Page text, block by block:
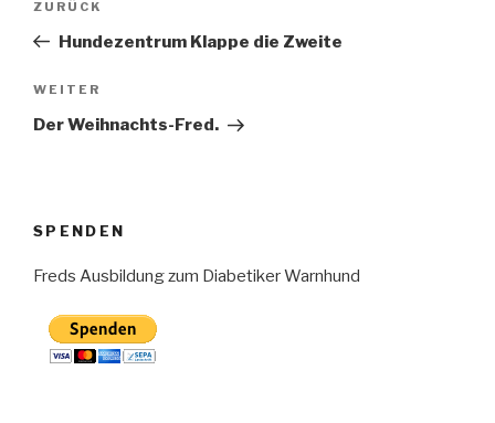
Vorheriger
Beitrag
ZURÜCK
Hundezentrum Klappe die Zweite
Nächster
Beitrag
WEITER
Der Weihnachts-Fred.
SPENDEN
Freds Ausbildung zum Diabetiker Warnhund